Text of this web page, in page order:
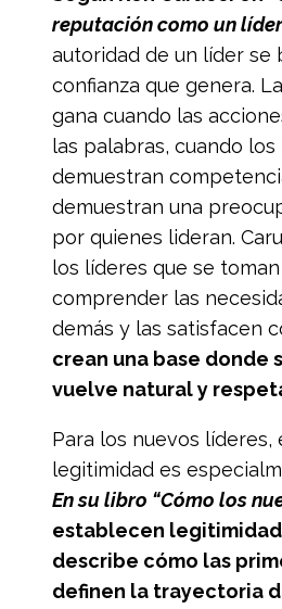
reputación como un
autoridad de un líder se
confianza que genera.
gana cuando las
las palabras, cuando los
demuestran
demuestran una
por quienes lideran.
los líderes que se
comprender las
demás y las satisfacen
crean una base donde
vuelve natural y
Para los nuevos
legitimidad es
En su libro “Cómo los
establecen
describe cómo las
definen la trayectoria